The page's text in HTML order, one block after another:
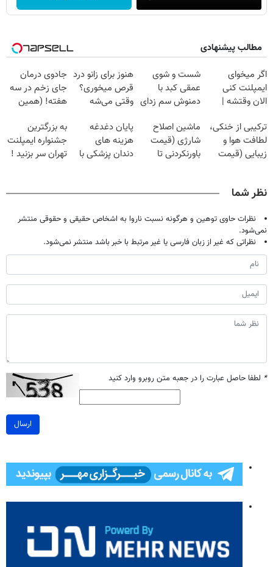
مطالب پیشنهادی
اگر میخوای
ایمپلنت کنی
الان وقتشه |
میلیون تومان!!!
شست و شوی
عمقی کبد با
دمنوش سم زدای
هنوز برای زانو درد
قرص میخوری؟
وقتی می‌شه
درمانش کرد؟؟؟؟
جادوی درمان
جای زخم در سه
هفته! (همین
صحبت کنید)
ترکیبی از خنکی،
لطافت هوا و
زیبایی (قیمت
ماشین اصلاح
شارژی (قیمت
باورنکردنی تا
پایان دغدغه
هزینه های
دندان پزشکی با
به بزرگترین
جشنواره ایمپلنت
تهران سر بزنید !
نظر شما
نظرات حاوی توهین و هرگونه نسبت ناروا به اشخاص حقیقی و حقوقی منتشر
نمی‌شود.
نظراتی که غیر از زبان فارسی یا غیر مرتبط با خبر باشد منتشر نمی‌شود.
* لطفا حاصل عبارت را در جعبه متن روبرو وارد کنید
ارسال